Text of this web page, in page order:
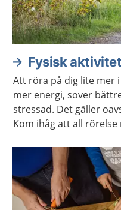
Fysisk
Att röra på dig lite mer
mer energi, sover
stressad. Det gäller
Kom ihåg att all rörelse